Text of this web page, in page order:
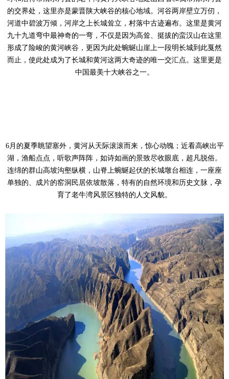
的交界处，这里亦是蒙晋陕大峡谷的核心地域。河谷两岸壁立万仞，
河道中碧波万倾，河岸之上长城耸立，村落中古迹遍布。这里是黄河
九十九道弯中最神奇的一弯，不仅是因为高耸、挺拔的蛮汉山在这里
形成了险峻的黄河峡谷，更因为此处蜿蜒山崖上一段明长城到此戛然
而止，使此处成为了长城和黄河这两大奇迹的唯一交汇点。这里更是
中国最美十大峡谷之一。
6月的夏季眺望塞外，黄河从天际滚滚而来，惊心动魄；近看高峡出平
湖，渔船点点，听歌声阵阵，如诗如画的景致尽收眼底，超凡脱俗。
连绵的群山高坡沟壑纵横，山脊上蜿蜒起伏的长城墩台相连，一座座
单独的、成片的窑洞民居依坡散落，特有的自然环境和历史文脉，孕
育了老牛湾风景区独特的人文风貌。